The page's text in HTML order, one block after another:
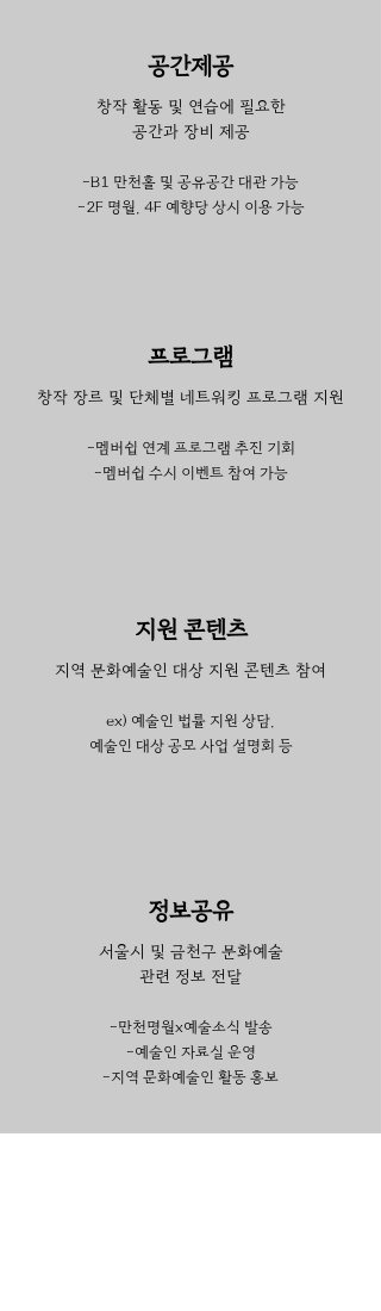
공간제공
창작 활동 및 연습에 필요한
공간과 장비 제공
-B1 만천홀 및 공유공간 대관 가능
-2F 명월, 4F 예향당 상시 이용 가능
프로그램
창작 장르 및 단체별 네트워킹 프로그램 지원
-멤버쉽 연계 프로그램 추진 기회
-멤버쉽 수시 이벤트 참여 가능
지원 콘텐츠
지역 문화예술인 대상 지원 콘텐츠 참여
ex) 예술인 법률 지원 상담,
예술인 대상 공모 사업 설명회 등
​정보공유
서울시 및 금천구 문화예술
관련 정보 전달
-만천명월x예술소식 발송
-예술인 자료실 운영
​-지역 문화예술인 활동 홍보